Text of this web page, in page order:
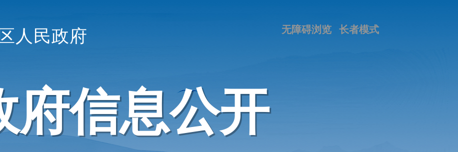
人民政府 长者模式
无障碍浏览
府信息公开